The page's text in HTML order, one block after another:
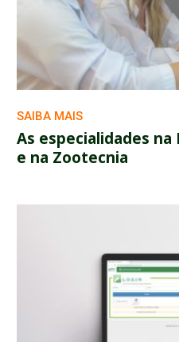
SAIBA MAIS
As especialidades
e na Zootecnia